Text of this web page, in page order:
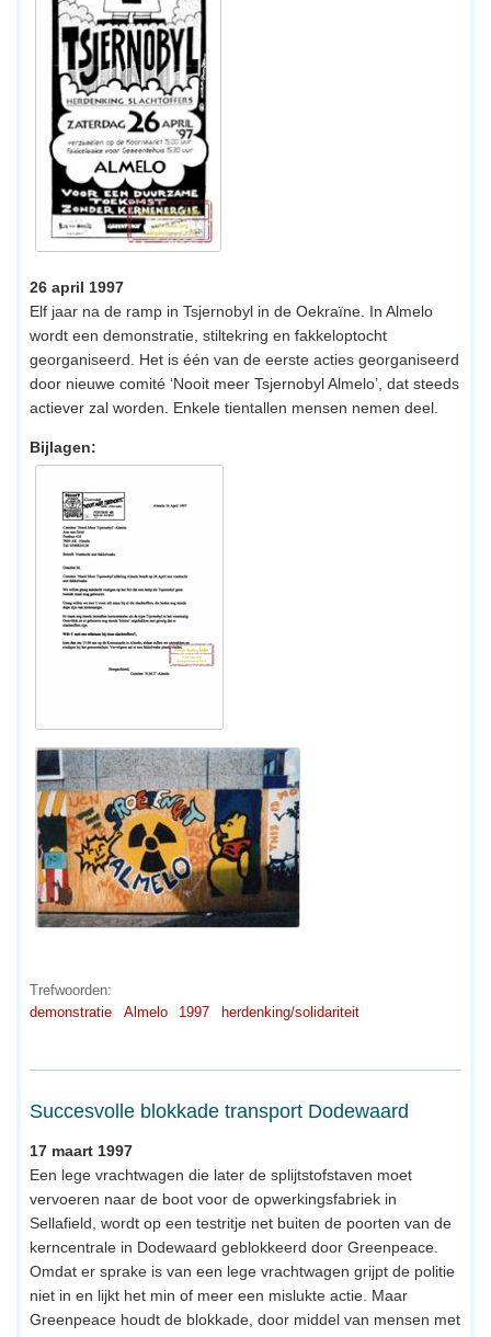
26 april 1997
Elf jaar na de ramp in Tsjernobyl in de Oekraïne. In Almelo
wordt een demonstratie, stiltekring en fakkeloptocht
georganiseerd. Het is één van de eerste acties georganiseerd
door nieuwe comité ‘Nooit meer Tsjernobyl Almelo’, dat steeds
actiever zal worden. Enkele tientallen mensen nemen deel.
Bijlagen:
Trefwoorden:
demonstratie
Almelo 1997 herdenking/solidariteit
Succesvolle blokkade transport Dodewaard
17 maart 1997
Een lege vrachtwagen die later de splijtstofstaven moet
vervoeren naar de boot voor de opwerkingsfabriek in
Sellafield, wordt op een testritje net buiten de poorten van de
kerncentrale in Dodewaard geblokkeerd door Greenpeace.
Omdat er sprake is van een lege vrachtwagen grijpt de politie
niet in en lijkt het min of meer een mislukte actie. Maar
Greenpeace houdt de blokkade, door middel van mensen met